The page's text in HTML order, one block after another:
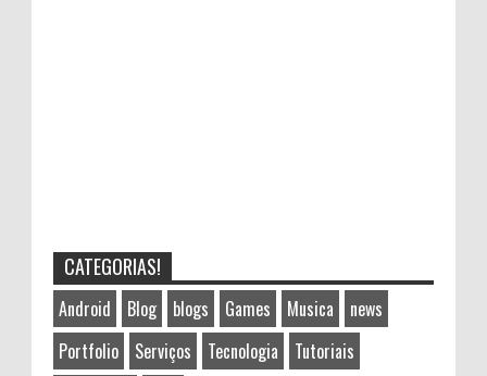
CATEGORIAS!
Android Blog blogs Games Musica
news
Portfolio
Serviços Tecnologia Tutoriais